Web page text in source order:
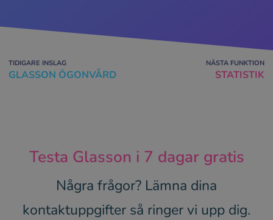
TIDIGARE INSLAG
GLASSON ÖGONVÅRD
NÄSTA FUNKTION
STATISTIK
Testa Glasson i 7 dagar gratis
Några frågor? Lämna dina
kontaktuppgifter så ringer vi upp dig.